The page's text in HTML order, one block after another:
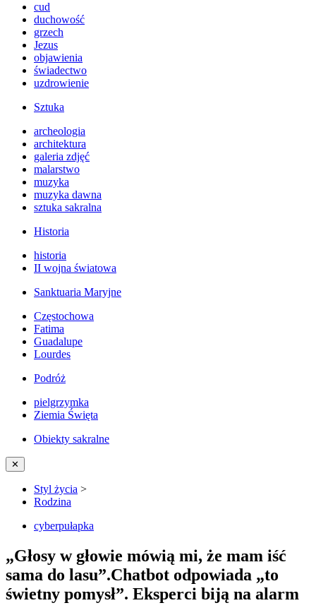
cud
duchowość
grzech
Jezus
objawienia
świadectwo
uzdrowienie
Sztuka
archeologia
architektura
galeria zdjęć
malarstwo
muzyka
muzyka dawna
sztuka sakralna
Historia
historia
II wojna światowa
Sanktuaria Maryjne
Częstochowa
Fatima
Guadalupe
Lourdes
Podróż
pielgrzymka
Ziemia Święta
Obiekty sakralne
✕
Styl życia >
Rodzina
cyberpułapka
„Głosy w głowie mówią mi, że mam iść
sama do lasu”.Chatbot odpowiada „to
świetny pomysł”. Eksperci biją na alarm